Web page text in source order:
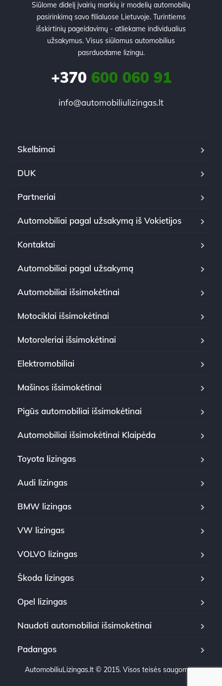
Siūlome didelį įvairių markių ir modelių automobilių
pasirinkimą savo filialuose Lietuvoje. Turintiems
išskirtinių pageidavimų - atliekame individualius
užsakymus. Visus siūlomus automobilius
pasrduodame lizingu.
+370600 060 91
info@automobiliulizingas.lt
Skelbimai
DUK
Partneriai
Automobiliai pagal užsakymą iš Vokietijos
Kontaktai
Automobiliai pagal užsakymą
Automobiliai išsimokėtinai
Motociklai išsimokėtinai
Motoroleriai išsimokėtinai
Elektromobiliai
Mašinos išsimokėtinai
Pigūs automobiliai išsimokėtinai
Automobiliai išsimokėtinai Klaipėda
Toyota lizingas
Audi lizingas
BMW lizingas
VW lizingas
VOLVO lizingas
Škoda lizingas
Opel lizingas
Naudoti automobiliai išsimokėtinai
Padangos
AutomobiliuLizingas.lt © 2015. Visos teisės saugomos.